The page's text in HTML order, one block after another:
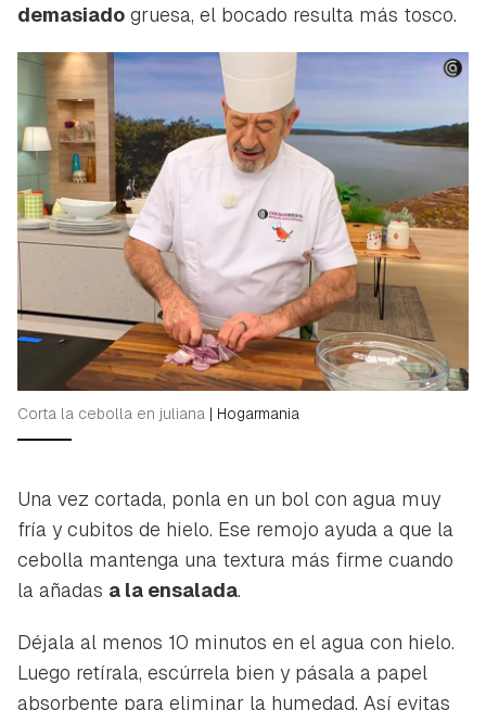
demasiado gruesa, el bocado resulta más tosco.
Corta la cebolla en juliana | Hogarmania
Una vez cortada, ponla en un bol con agua muy
fría y cubitos de hielo. Ese remojo ayuda a que la
cebolla mantenga una textura más firme cuando
la añadas a la ensalada.
Déjala al menos 10 minutos en el agua con hielo.
Luego retírala, escúrrela bien y pásala a papel
absorbente para eliminar la humedad. Así evitas